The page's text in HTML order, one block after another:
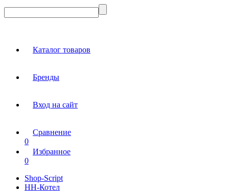
Каталог товаров
Бренды
Вход на сайт
Сравнение
0
Избранное
0
Shop-Script
НН-Котел